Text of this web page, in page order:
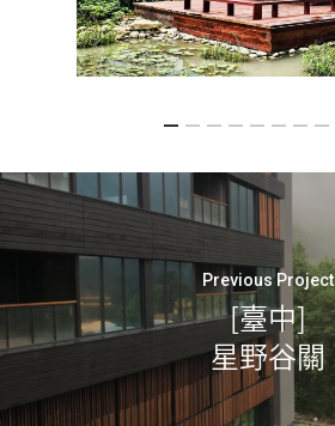
Previous Project
[臺中]
星野谷關